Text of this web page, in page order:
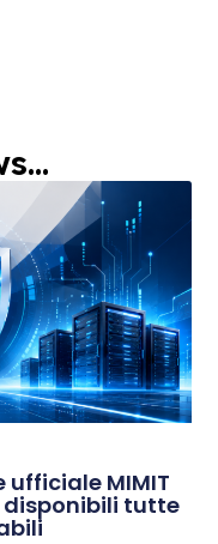
ufficiale MIMIT
disponibili tutte